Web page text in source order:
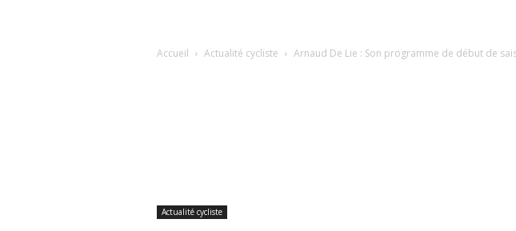
Accueil Actualité cycliste Arnaud De Lie : Son programme de début de
Actualité cycliste